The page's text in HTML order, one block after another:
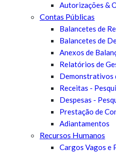
Autorizações &
Contas Públicas
Balancetes de
Balancetes de
Anexos de
Relatórios de
Demonstrativos
Receitas -
Despesas -
Prestação de
Adiantamentos
Recursos Humanos
Cargos Vagos e